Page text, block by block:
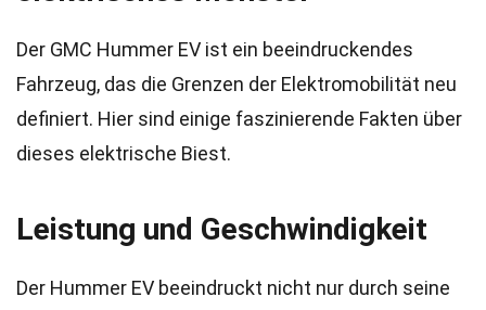
Der GMC Hummer EV ist ein beeindruckendes
Fahrzeug, das die Grenzen der Elektromobilität neu
definiert. Hier sind einige faszinierende Fakten über
dieses elektrische Biest.
Leistung und Geschwindigkeit
Der Hummer EV beeindruckt nicht nur durch seine